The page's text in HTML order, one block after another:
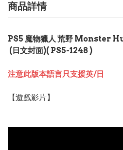
商品詳情
PS5 魔物獵人 荒野 Monster
(日文封面)( PS5-1248 )
注意此版本語言只支援英/日
【遊戲影片】